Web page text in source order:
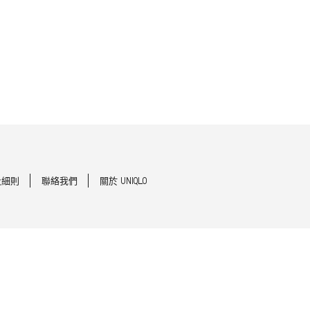
則 聯絡我們 關於 UNIQLO